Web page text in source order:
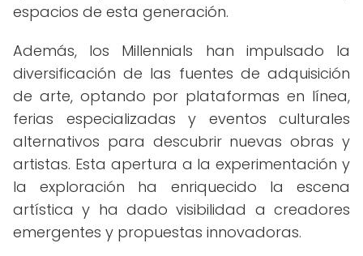
espacios de esta generación.
Además, los Millennials han impulsado la
diversificación de las fuentes de adquisición
de arte, optando por plataformas en línea,
ferias especializadas y eventos culturales
alternativos para descubrir nuevas obras y
artistas. Esta apertura a la experimentación y
la exploración ha enriquecido la escena
artística y ha dado visibilidad a creadores
emergentes y propuestas innovadoras.